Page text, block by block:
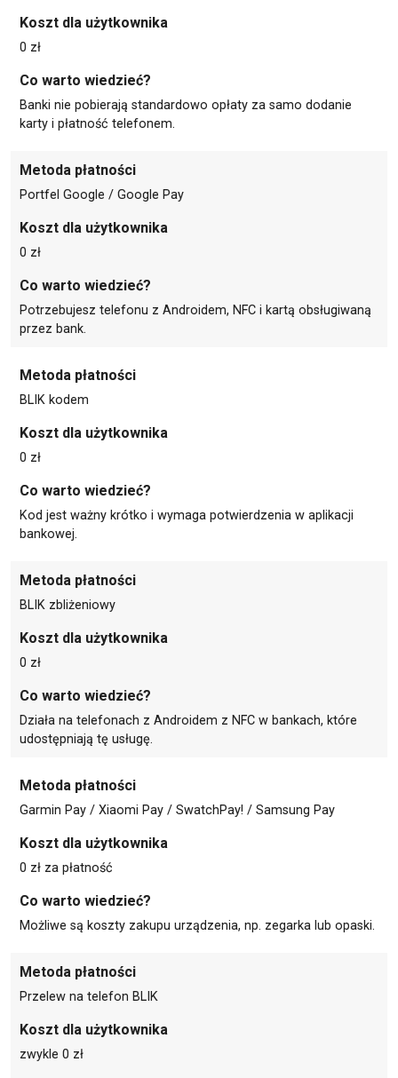
Koszt dla użytkownika
0 zł
Co warto wiedzieć?
Banki nie pobierają standardowo opłaty za samo dodanie
karty i płatność telefonem.
Metoda płatności
Portfel Google / Google Pay
Koszt dla użytkownika
0 zł
Co warto wiedzieć?
Potrzebujesz telefonu z Androidem, NFC i kartą obsługiwaną
przez bank.
Metoda płatności
BLIK kodem
Koszt dla użytkownika
0 zł
Co warto wiedzieć?
Kod jest ważny krótko i wymaga potwierdzenia w aplikacji
bankowej.
Metoda płatności
BLIK zbliżeniowy
Koszt dla użytkownika
0 zł
Co warto wiedzieć?
Działa na telefonach z Androidem z NFC w bankach, które
udostępniają tę usługę.
Metoda płatności
Garmin Pay / Xiaomi Pay / SwatchPay! / Samsung Pay
Koszt dla użytkownika
0 zł za płatność
Co warto wiedzieć?
Możliwe są koszty zakupu urządzenia, np. zegarka lub opaski.
Metoda płatności
Przelew na telefon BLIK
Koszt dla użytkownika
zwykle 0 zł